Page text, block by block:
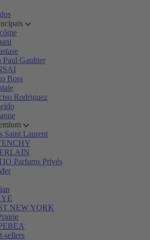
Paul Gaultier
Boss
Rodriguez
Saint Laurent
Parfums Privés
NEW YORK
sellers